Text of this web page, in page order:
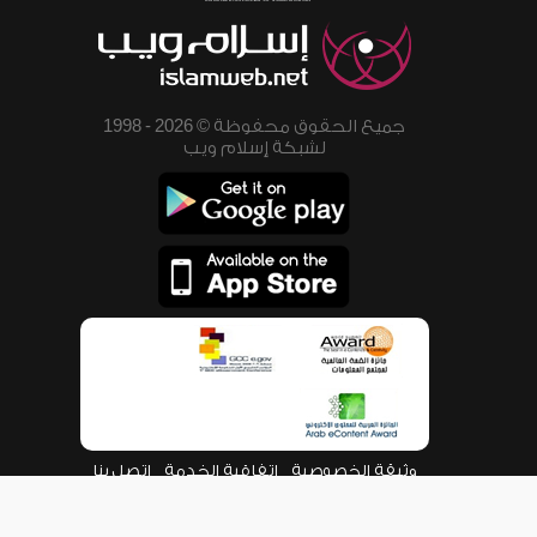
جميع الحقوق محفوظة © 2026 - 1998
لشبكة إسلام ويب
وثيقة الخصوصية اتفاقية الخدمة اتصل بنا